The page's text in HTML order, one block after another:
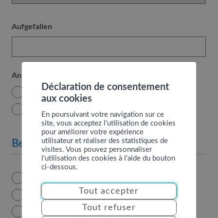
Aufgefallen
Anderer Eigentümer oder Miteigentümer
Belegung im Jahr 2023
occupation
Touristische Vermietung
Wohnung vermietet
Déclaration de consentement
aux cookies
En poursuivant votre navigation sur ce
site, vous acceptez l'utilisation de cookies
pour améliorer votre expérience
utilisateur et réaliser des statistiques de
visites. Vous pouvez personnaliser
l'utilisation des cookies à l'aide du bouton
ci-dessous.
Tout accepter
Tout refuser